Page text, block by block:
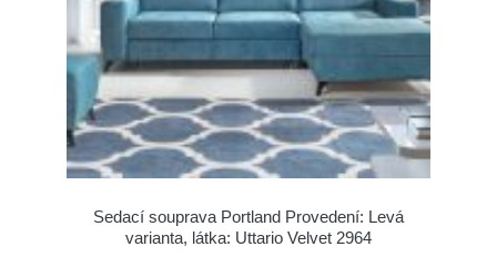
Sedací souprava Portland Provedení: Levá
varianta, látka: Uttario Velvet 2964